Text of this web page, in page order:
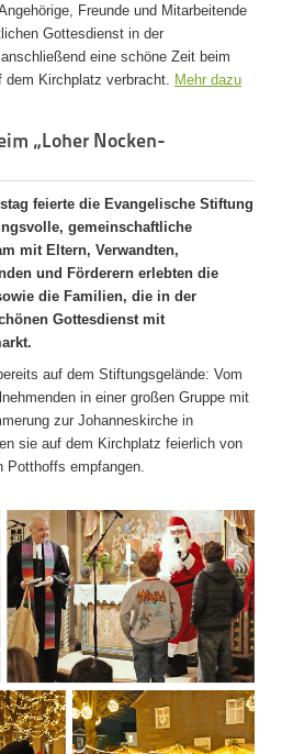
Freunde und Mitarbeitende
Gottesdienst in der
eine schöne Zeit beim
Kirchplatz verbracht. Mehr dazu
„Loher Nocken-
feierte die Evangelische Stiftung
gemeinschaftliche
mit Eltern, Verwandten,
und Förderern erlebten die
die Familien, die in der
Gottesdienst mit
auf dem Stiftungsgelände: Vom
in einer großen Gruppe mit
zur Johanneskirche in
sie auf dem Kirchplatz feierlich von
Potthoffs empfangen.